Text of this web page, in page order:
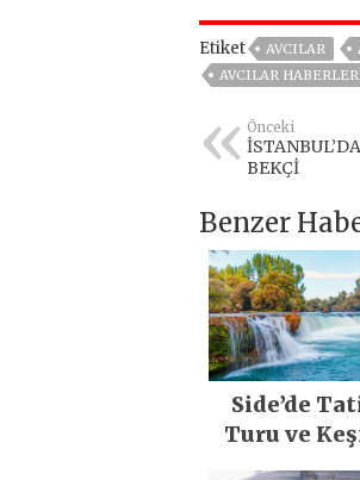
Etiket AVCILAR
AVCILAR
Önceki
BEKÇİ
Benzer
Side’de
Turu ve